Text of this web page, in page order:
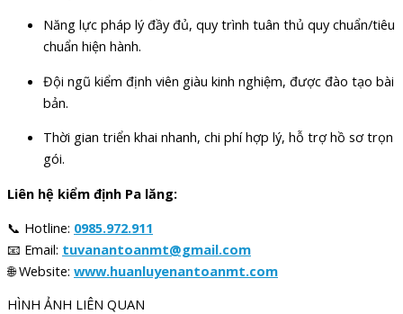
Năng lực pháp lý đầy đủ, quy trình tuân thủ quy chuẩn/tiêu
chuẩn hiện hành.
Đội ngũ kiểm định viên giàu kinh nghiệm, được đào tạo bài
bản.
Thời gian triển khai nhanh, chi phí hợp lý, hỗ trợ hồ sơ trọn
gói.
Liên hệ kiểm định Pa lăng:
📞 Hotline: 0985.972.911
📧 Email: tuvanantoanmt@gmail.com
🌐 Website: www.huanluyenantoanmt.com
HÌNH ẢNH LIÊN QUAN